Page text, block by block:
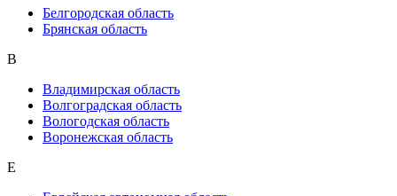
Белгородская область
Брянская область
В
Владимирская область
Волгоградская область
Вологодская область
Воронежская область
Е